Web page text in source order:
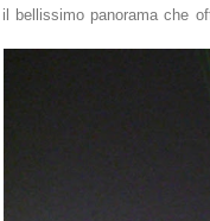
bellissimo panorama che